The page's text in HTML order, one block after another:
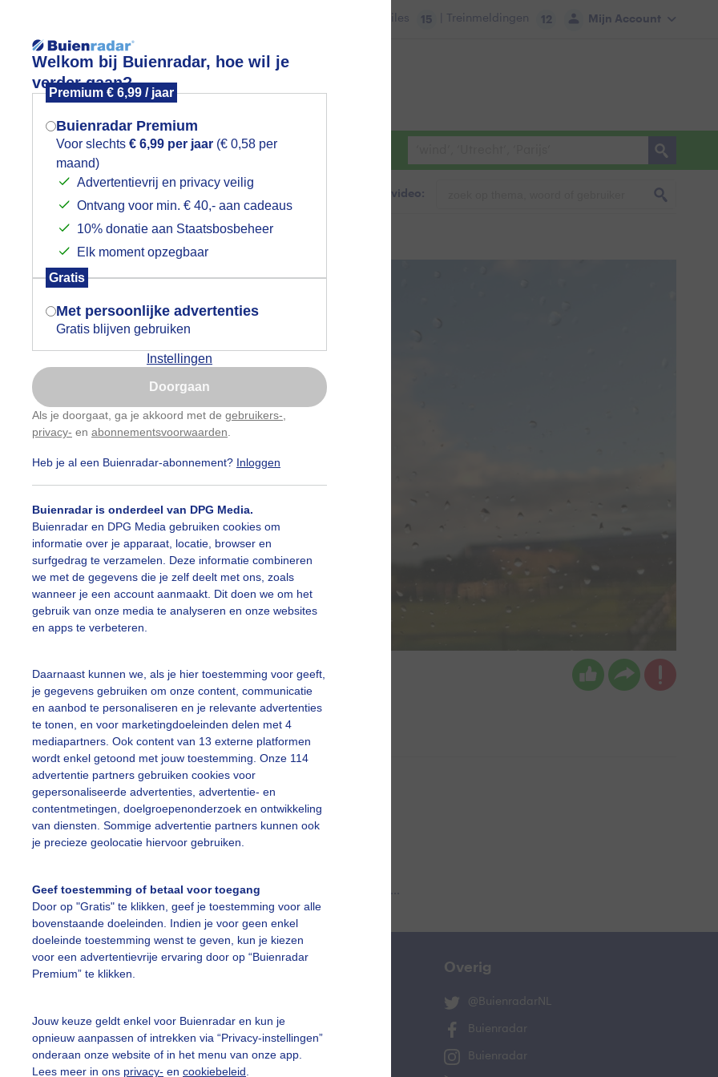
Welkom bij Buienradar, hoe wil je
verder gaan?
Premium € 6,99 / jaar
Buienradar Premium
Voor slechts € 6,99 per jaar (€ 0,58 per
maand)
Advertentievrij en privacy veilig
Ontvang voor min. € 40,- aan cadeaus
10% donatie aan Staatsbosbeheer
Elk moment opzegbaar
Gratis
Met persoonlijke advertenties
Gratis blijven gebruiken
Instellingen
Doorgaan
Als je doorgaat, ga je akkoord met de gebruikers-
privacy- en abonnementsvoorwaarden
Heb je al een Buienradar-abonnement? Inloggen
Buienradar is onderdeel van DPG Media.
Buienradar en DPG Media gebruiken cookies om
informatie over je apparaat, locatie, browser en
surfgedrag te verzamelen. Deze informatie combineren
we met de gegevens die je zelf deelt met ons, zoals
wanneer je een account aanmaakt. Dit doen we om het
gebruik van onze media te analyseren en onze websites
en apps te verbeteren.
Daarnaast kunnen we, als je hier toestemming voor geeft,
je gegevens gebruiken om onze content, communicatie
en aanbod te personaliseren en je relevante advertenties
te tonen, en voor marketingdoeleinden delen met 4
mediapartners. Ook content van 13 externe platformen
wordt enkel getoond met jouw toestemming. Onze 114
advertentie partners gebruiken cookies voor
gepersonaliseerde advertenties, advertentie- en
contentmetingen, doelgroepenonderzoek en ontwikkeling
van diensten. Sommige advertentie partners kunnen ook
je precieze geolocatie hiervoor gebruiken.
Geef toestemming of betaal voor toegang
Door op "Gratis" te klikken, geef je toestemming voor alle
bovenstaande doeleinden. Indien je voor geen enkel
doeleinde toestemming wenst te geven, kun je kiezen
voor een advertentievrije ervaring door op “Buienradar
Premium” te klikken.
Jouw keuze geldt enkel voor Buienradar en kun je
opnieuw aanpassen of intrekken via “Privacy-instellingen”
onderaan onze website of in het menu van onze app.
Lees meer in ons privacy- en cookiebeleid
Mijn Account
Files 15 | Treinmeldingen 12
Foto en video Weerzine
Zoeken in foto & video:
Jolanda Pelkmans Gemaakt: 12-05-2026, 11x bekeken
Zon Regen
slideshow
Een moment geduld aub...
vragen
Mijn weer Overig
@BuienradarNL
Buienradar
Buienradar
Mogen we je locatie gebruiken voor
het weer?
Indien je hier nog geen akkoord op hebt
gegeven, verschijnt er zo een pop-up uit
je browser waarin deze toestemming
gevraagd wordt.
Is goed, toon de popup
Nu niet, misschien later
Gebruik je Safari en wil je niet elke dag deze pop-up
Klikhierom dit aan te passen